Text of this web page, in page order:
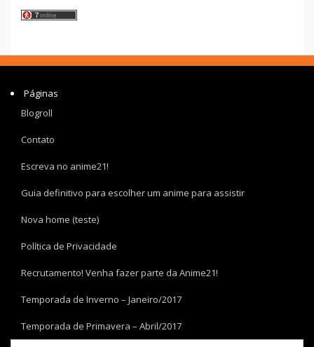
Páginas
Blogroll
Contato
Escreva no anime21!
Guia definitivo para escolher um anime para assistir
Nova home (teste)
Política de Privacidade
Recrutamento! Venha fazer parte da Anime21!
Temporada de Inverno – Janeiro/2017
Temporada de Primavera – Abril/2017